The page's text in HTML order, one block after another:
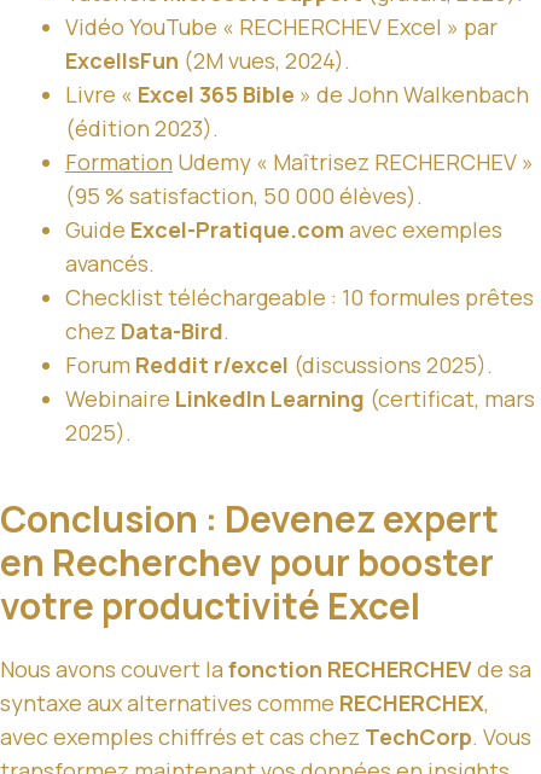
Vidéo YouTube « RECHERCHEV Excel » par
ExcelIsFun (2M vues, 2024).
Livre « Excel 365 Bible » de John Walkenbach
(édition 2023).
Formation Udemy « Maîtrisez RECHERCHEV »
(95 % satisfaction, 50 000 élèves).
Guide Excel-Pratique.com avec exemples
avancés.
Checklist téléchargeable : 10 formules prêtes
chez Data-Bird.
Forum Reddit r/excel (discussions 2025).
Webinaire LinkedIn Learning (certificat, mars
2025).
Conclusion : Devenez expert
en Recherchev pour booster
votre productivité Excel
Nous avons couvert la fonction RECHERCHEVde sa
syntaxe aux alternatives comme RECHERCHEX,
avec exemples chiffrés et cas chez TechCorp. Vous